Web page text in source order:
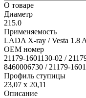
О товаре
Диаметр
215.0
Применяемость
LADA X-ray / Vesta 1.8
OEM номер
21179-1601130-02 /
8460006730 / 21179-
Профиль ступицы
23,07 x 20,11
Описание